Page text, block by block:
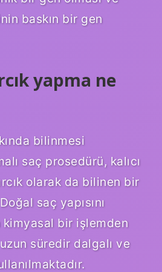
baskın bir gen
yapma ne
bilinmesi
saç prosedürü, kalıcı
olarak da bilinen bir
saç yapısını
bir işlemden
süredir dalgalı ve